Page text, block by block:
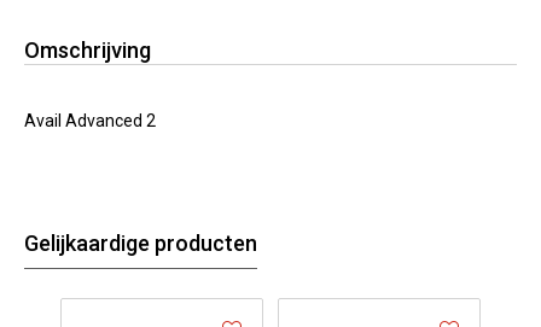
Omschrijving
Avail Advanced 2
Gelijkaardige producten